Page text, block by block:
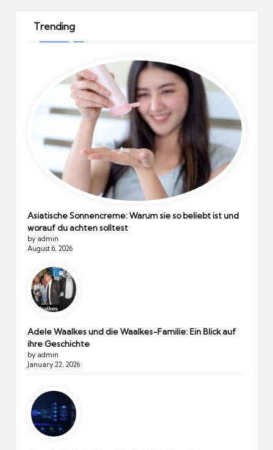
Trending
Asiatische Sonnencreme: Warum sie so beliebt ist und
worauf du achten solltest
by admin
August 6, 2026
Adele Waalkes und die Waalkes-Familie: Ein Blick auf
ihre Geschichte
by admin
January 22, 2026